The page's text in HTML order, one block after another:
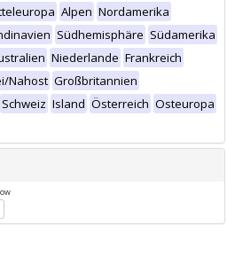
Alpen Nordamerika
Südhemisphäre Südamerika
Niederlande Frankreich
Nahost Großbritannien
Schweiz Island Österreich Osteuropa